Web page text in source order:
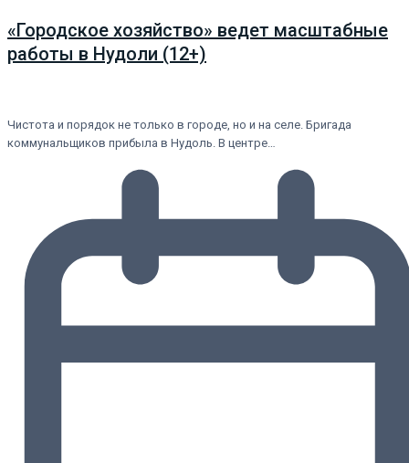
«Городское хозяйство» ведет масштабные
работы в Нудоли (12+)
Чистота и порядок не только в городе, но и на селе. Бригада
коммунальщиков прибыла в Нудоль. В центре…